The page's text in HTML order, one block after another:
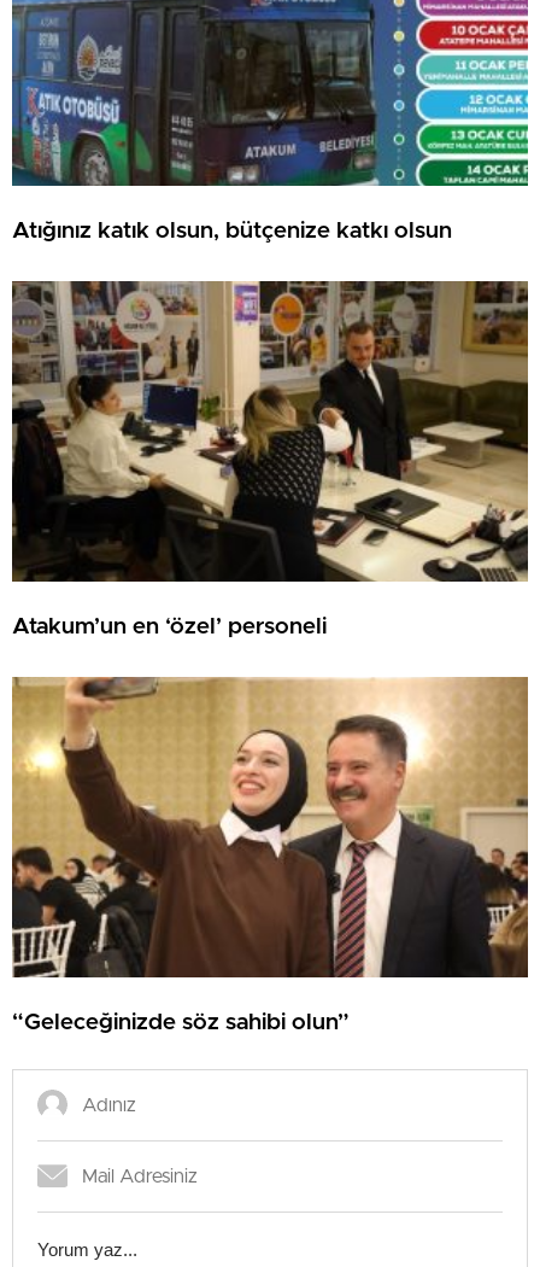
Atığınız katık olsun, bütçenize katkı olsun
Atakum’un en ‘özel’ personeli
“Geleceğinizde söz sahibi olun”